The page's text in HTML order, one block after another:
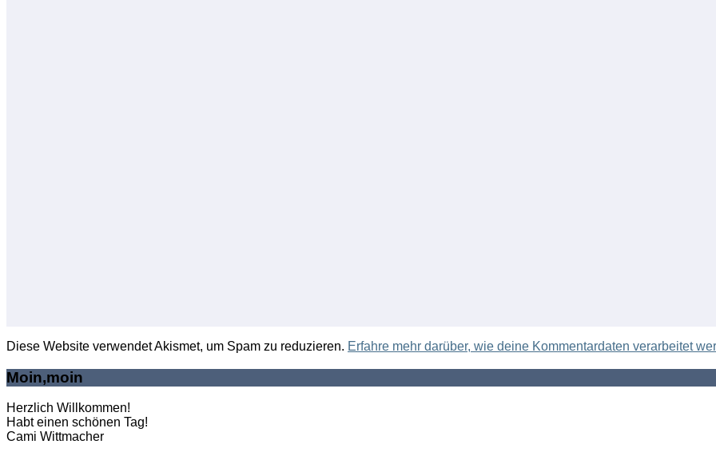
Diese Website verwendet Akismet, um Spam zu reduzieren. Erfahre mehr darüber, wie deine Kommentardaten verarbeitet
Moin,moin
Herzlich Willkommen!
Habt einen schönen Tag!
Cami Wittmacher